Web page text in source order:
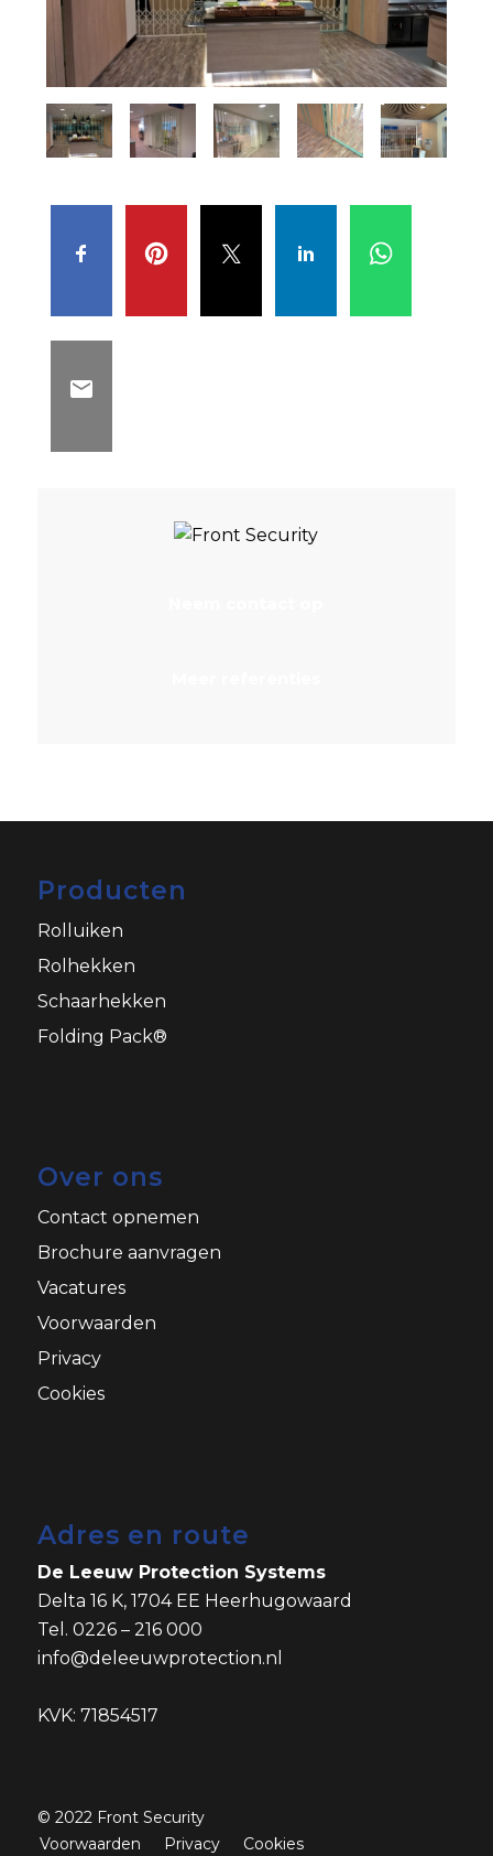
Producten
Rolluiken
Rolhekken
Schaarhekken
Folding Pack®
Over ons
Contact opnemen
Brochure aanvragen
Vacatures
Voorwaarden
Privacy
Cookies
Adres en route
De Leeuw Protection Systems
Delta 16 K, 1704 EE Heerhugowaard
Tel. 0226 – 216 000
info@deleeuwprotection.nl
KVK: 71854517
© 2022 Front Security
Voorwaarden
Privacy Cookies